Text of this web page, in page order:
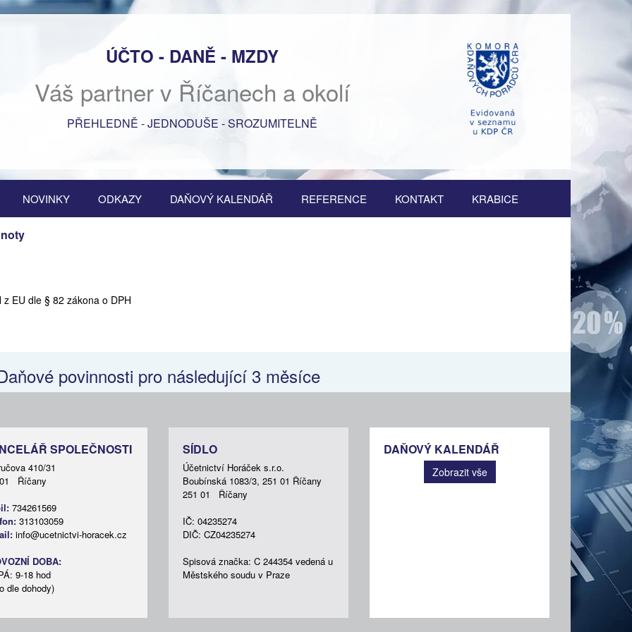
ÚČTO - DANĚ - MZDY
Váš partner v Říčanech a okolí
PŘEHLEDNĚ - JEDNODUŠE - SROZUMITELNĚ
NOVINKY ODKAZY DAŇOVÝ KALENDÁŘ REFERENCE KONTAKT KRABICE
EU dle § 82 zákona o DPH
povinnosti pro následující 3 měsíce
SPOLEČNOSTI
410/31
Říčany
734261569
313103059
info@ucetnictvi-horacek.cz
DOBA:
9-18 hod
dle dohody)
SÍDLO
Účetnictví Horáček s.r.o.
Boubínská 1083/3, 251 01 Říčany
251 01 Říčany
IČ: 04235274
DIČ: CZ04235274
Spisová značka: C 244354 vedená u
Městského soudu v Praze
DAŇOVÝ KALENDÁŘ
Zobrazit vše